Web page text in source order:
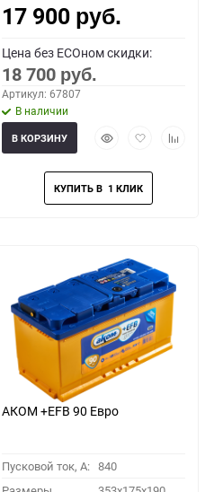
17 900 руб.
Цена без ECOном скидки:
18 700 руб.
Артикул: 67807
В наличии
БыстрыйДобавить
избранное
Добавить
В КОРЗИНУ
АКОМ +EFB 90 Евро
Пусковой ток, A: 840